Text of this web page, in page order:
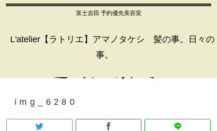
富士吉田 予約優先美容室
L'atelier【ラトリエ】アマノタケシ 髪の事。日々の
事。
img_6280